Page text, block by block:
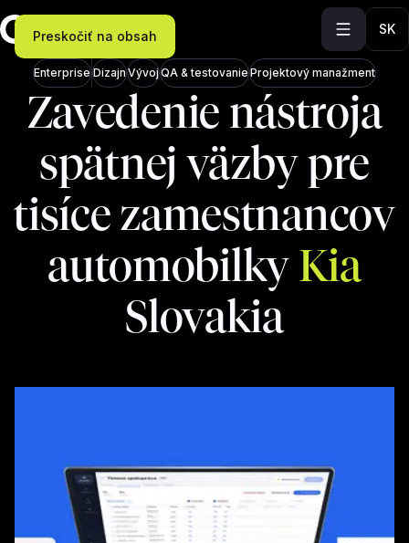
Preskočiť na obsah SK
Enterprise DizajnVývojQA & testovanieProjektový manažment
Zavedenie nástroja
spätnej väzby pre
tisíce zamestnancov
automobilky Kia
Slovakia